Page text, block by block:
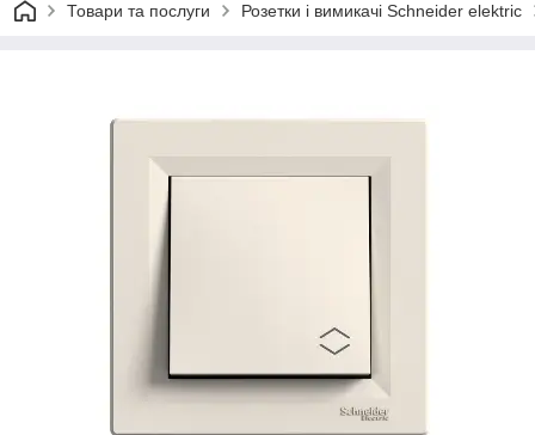
Товари та послуги Розетки і вимикачі Schneider elektric